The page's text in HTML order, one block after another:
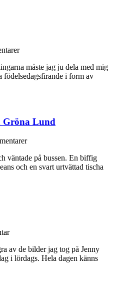
måste jag ju dela med mig
födelsedagsfirande i form av
Gröna Lund
väntade på bussen. En biffig
och en svart urtvättad tischa
av de bilder jag tog på Jenny
i lördags. Hela dagen känns